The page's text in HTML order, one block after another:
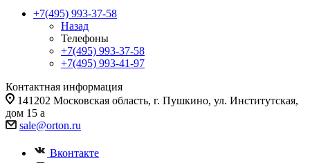
+7(495) 993-37-58
Назад
Телефоны
+7(495) 993-37-58
+7(495) 993-41-97
Контактная информация
141202 Московская область, г. Пушкино, ул. Институтская,
дом 15 а
sale@orton.ru
Вконтакте